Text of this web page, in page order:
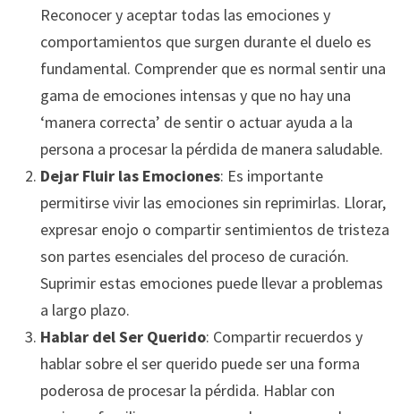
Reconocer y aceptar todas las emociones y
comportamientos que surgen durante el duelo es
fundamental. Comprender que es normal sentir una
gama de emociones intensas y que no hay una
‘manera correcta’ de sentir o actuar ayuda a la
persona a procesar la pérdida de manera saludable.
Dejar Fluir las Emociones: Es importante
permitirse vivir las emociones sin reprimirlas. Llorar,
expresar enojo o compartir sentimientos de tristeza
son partes esenciales del proceso de curación.
Suprimir estas emociones puede llevar a problemas
a largo plazo.
Hablar del Ser Querido: Compartir recuerdos y
hablar sobre el ser querido puede ser una forma
poderosa de procesar la pérdida. Hablar con